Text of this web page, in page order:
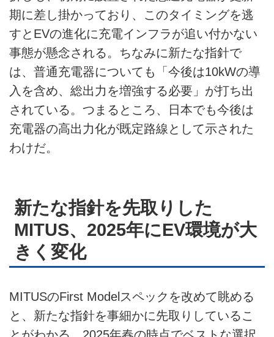
期に差し掛かっており、このタイミングを逃
すとEVの進化に充電インフラが追い付かない
事態が懸念される。ちなみに新たな指針で
は、普通充電器についても「今後は10kWの導
入を含め、総出力を増強する必要」が打ち出
されている。つまるところ、日本でも今後は
充電器の高出力化が既定路線として示された
わけだ。
新たな指針を先取りした
MITUS、2025年にEV環境が大
きく変化
MITUSのFirst Modelスペックを改めて眺める
と、新たな指針を事細かに先取りしているこ